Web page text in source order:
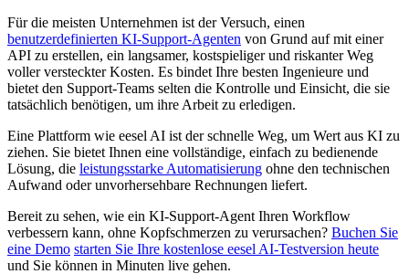
Für die meisten Unternehmen ist der Versuch, einen
benutzerdefinierten KI-Support-Agenten von Grund auf mit einer
API zu erstellen, ein langsamer, kostspieliger und riskanter Weg
voller versteckter Kosten. Es bindet Ihre besten Ingenieure und
bietet den Support-Teams selten die Kontrolle und Einsicht, die sie
tatsächlich benötigen, um ihre Arbeit zu erledigen.
Eine Plattform wie eesel AI ist der schnelle Weg, um Wert aus KI zu
ziehen. Sie bietet Ihnen eine vollständige, einfach zu bedienende
Lösung, die leistungsstarke Automatisierung ohne den technischen
Aufwand oder unvorhersehbare Rechnungen liefert.
Bereit zu sehen, wie ein KI-Support-Agent Ihren Workflow
verbessern kann, ohne Kopfschmerzen zu verursachen? Buchen Sie
eine Demo starten Sie Ihre kostenlose eesel AI-Testversion heute
und Sie können in Minuten live gehen.